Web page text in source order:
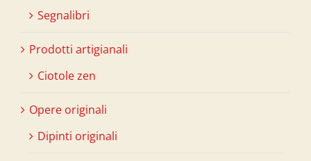
Segnalibri
Prodotti artigianali
Ciotole zen
Opere originali
Dipinti originali